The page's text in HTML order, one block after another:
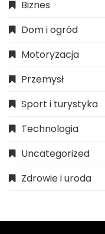
Biznes
Dom i ogród
Motoryzacja
Przemysł
Sport i turystyka
Technologia
Uncategorized
Zdrowie i uroda